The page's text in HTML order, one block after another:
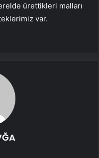
ürettikleri malları
var.